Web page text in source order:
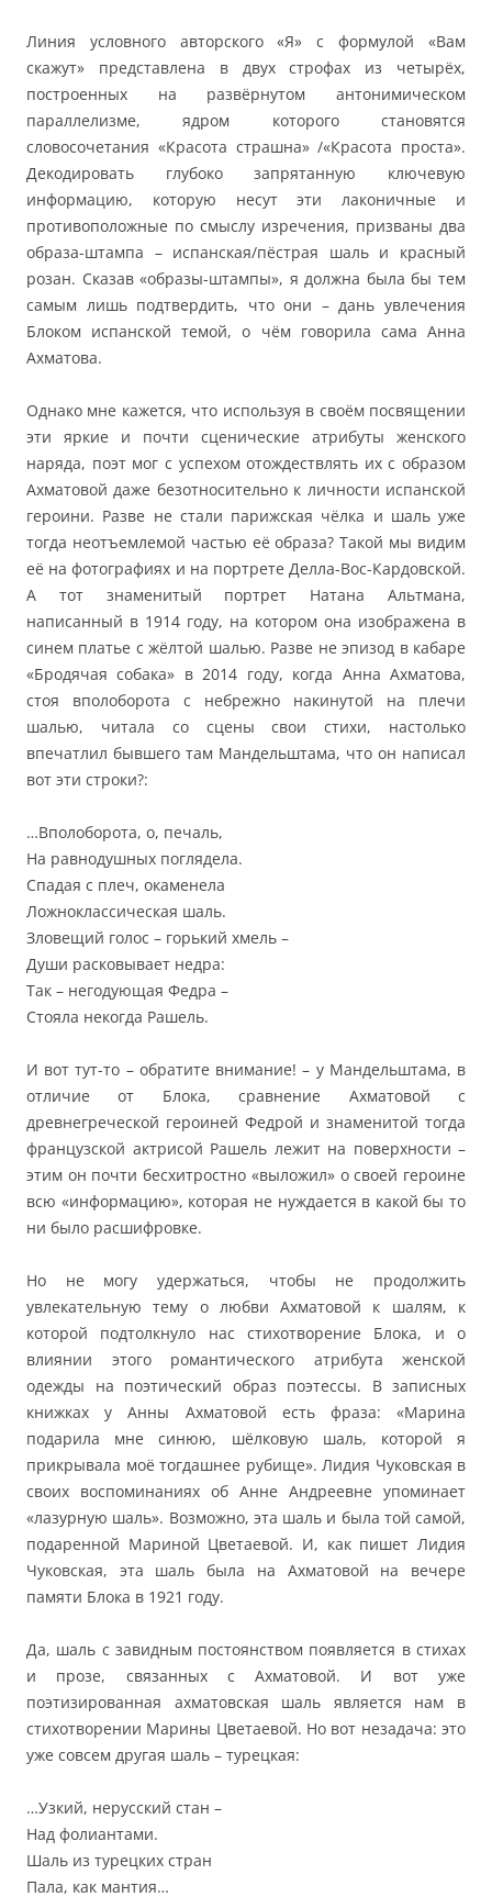
Линия условного авторского «Я» с формулой «Вам
скажут» представлена в двух строфах из четырёх,
построенных на развёрнутом антонимическом
параллелизме, ядром которого становятся
словосочетания «Красота страшна» /«Красота проста».
Декодировать глубоко запрятанную ключевую
информацию, которую несут эти лаконичные и
противоположные по смыслу изречения, призваны два
образа-штампа – испанская/пёстрая шаль и красный
розан. Сказав «образы-штампы», я должна была бы тем
самым лишь подтвердить, что они – дань увлечения
Блоком испанской темой, о чём говорила сама Анна
Ахматова.
Однако мне кажется, что используя в своём посвящении
эти яркие и почти сценические атрибуты женского
наряда, поэт мог с успехом отождествлять их с образом
Ахматовой даже безотносительно к личности испанской
героини. Разве не стали парижская чёлка и шаль уже
тогда неотъемлемой частью её образа? Такой мы видим
её на фотографиях и на портрете Делла-Вос-Кардовской.
А тот знаменитый портрет Натана Альтмана,
написанный в 1914 году, на котором она изображена в
синем платье с жёлтой шалью. Разве не эпизод в кабаре
«Бродячая собака» в 2014 году, когда Анна Ахматова,
стоя вполоборота с небрежно накинутой на плечи
шалью, читала со сцены свои стихи, настолько
впечатлил бывшего там Мандельштама, что он написал
вот эти строки?:
…Вполоборота, о, печаль,
На равнодушных поглядела.
Спадая с плеч, окаменела
Ложноклассическая шаль.
Зловещий голос – горький хмель –
Души расковывает недра:
Так – негодующая Федра –
Стояла некогда Рашель.
И вот тут-то – обратите внимание! – у Мандельштама, в
отличие от Блока, сравнение Ахматовой с
древнегреческой героиней Федрой и знаменитой тогда
французской актрисой Рашель лежит на поверхности –
этим он почти бесхитростно «выложил» о своей героине
всю «информацию», которая не нуждается в какой бы то
ни было расшифровке.
Но не могу удержаться, чтобы не продолжить
увлекательную тему о любви Ахматовой к шалям, к
которой подтолкнуло нас стихотворение Блока, и о
влиянии этого романтического атрибута женской
одежды на поэтический образ поэтессы. В записных
книжках у Анны Ахматовой есть фраза: «Марина
подарила мне синюю, шёлковую шаль, которой я
прикрывала моё тогдашнее рубище». Лидия Чуковская в
своих воспоминаниях об Анне Андреевне упоминает
«лазурную шаль». Возможно, эта шаль и была той самой,
подаренной Мариной Цветаевой. И, как пишет Лидия
Чуковская, эта шаль была на Ахматовой на вечере
памяти Блока в 1921 году.
Да, шаль с завидным постоянством появляется в стихах
и прозе, связанных с Ахматовой. И вот уже
поэтизированная ахматовская шаль является нам в
стихотворении Марины Цветаевой. Но вот незадача: это
уже совсем другая шаль – турецкая:
…Узкий, нерусский стан –
Над фолиантами.
Шаль из турецких стран
Пала, как мантия…